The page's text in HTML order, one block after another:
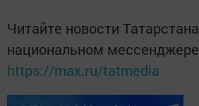
Читайте новости
национальном
https://max.ru/tatmedia